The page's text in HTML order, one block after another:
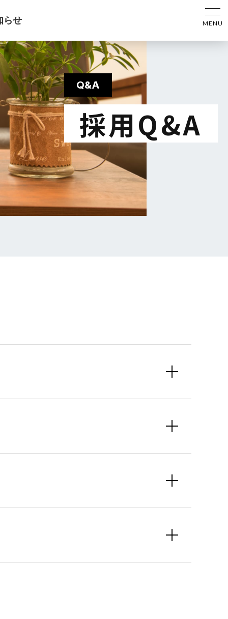
らせ MENU
Q&A
採用Q&A